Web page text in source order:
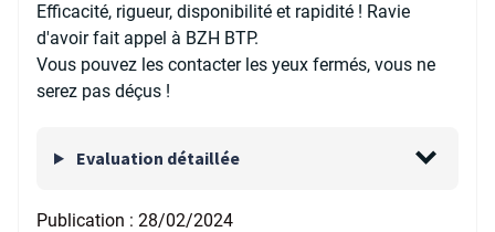
Efficacité, rigueur, disponibilité et rapidité ! Ravie
d'avoir fait appel à BZH BTP.
Vous pouvez les contacter les yeux fermés, vous ne
serez pas déçus !
Evaluation détaillée
Publication : 28/02/2024